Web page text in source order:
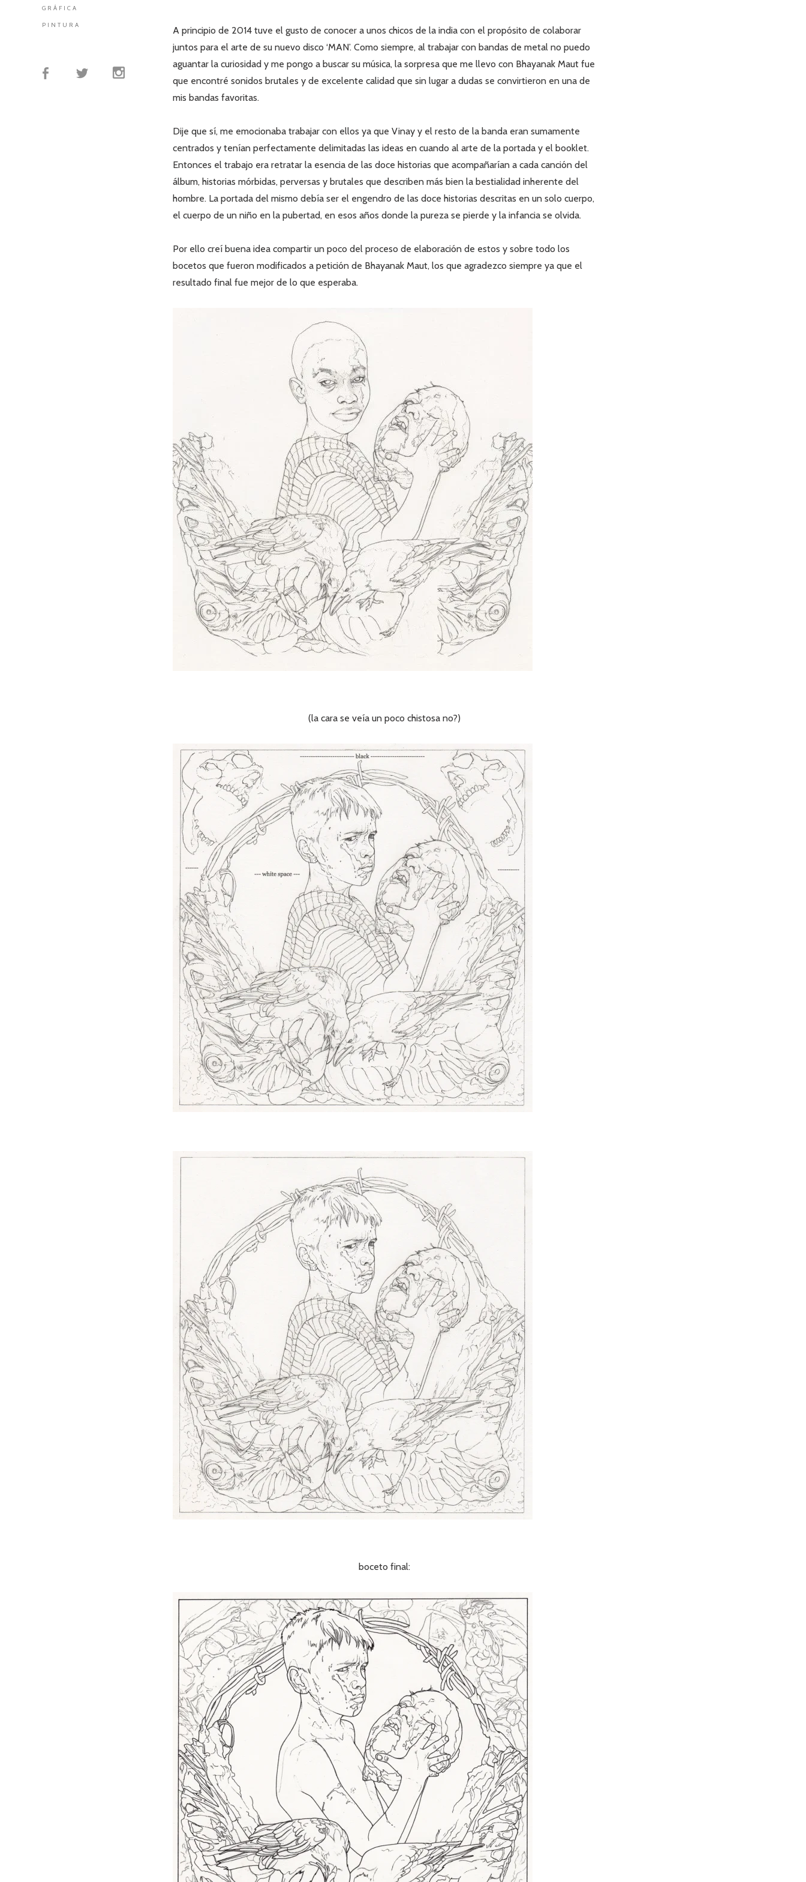
GRÁFICA
PINTURA
A principio de 2014 tuve el gusto de conocer a unos chicos de la india con el propósito de colaborar
juntos para el arte de su nuevo disco ‘MAN’. Como siempre, al trabajar con bandas de metal no puedo
aguantar la curiosidad y me pongo a buscar su música, la sorpresa que me llevo con Bhayanak Maut fue
que encontré sonidos brutales y de excelente calidad que sin lugar a dudas se convirtieron en una de
mis bandas favoritas.
Dije que sí, me emocionaba trabajar con ellos ya que Vinay y el resto de la banda eran sumamente
centrados y tenían perfectamente delimitadas las ideas en cuando al arte de la portada y el booklet.
Entonces el trabajo era retratar la esencia de las doce historias que acompañarían a cada canción del
álbum, historias mórbidas, perversas y brutales que describen más bien la bestialidad inherente del
hombre. La portada del mismo debía ser el engendro de las doce historias descritas en un solo cuerpo,
el cuerpo de un niño en la pubertad, en esos años donde la pureza se pierde y la infancia se olvida.
Por ello creí buena idea compartir un poco del proceso de elaboración de estos y sobre todo los
bocetos que fueron modificados a petición de Bhayanak Maut, los que agradezco siempre ya que el
resultado final fue mejor de lo que esperaba.
(la cara se veía un poco chistosa no?)
boceto final: